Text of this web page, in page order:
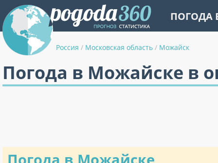
ПОГОДА
Россия / Московская область / Можайск
Погода в Можайске в